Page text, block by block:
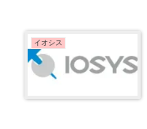
イオシス